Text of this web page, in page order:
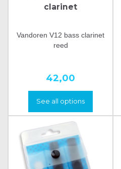
clarinet
Vandoren V12 bass clarinet
reed
42,00
See all options